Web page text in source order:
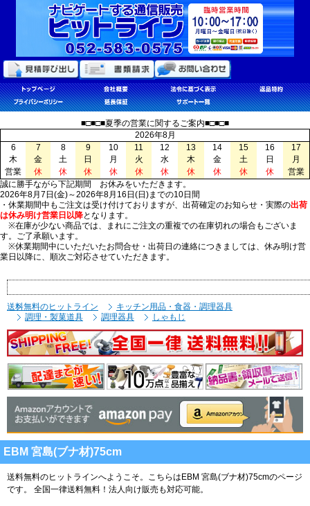
■□■□■夏季の営業に関するご案内■□■□■
2026年8月
6
7 8 9 10 11 12 13 14 15 16
17
木
金 土 日 月 火 水 木 金 土 日
月
営業
休 休 休 休 休 休 休 休 休 休
営業
誠に勝手ながら下記期間 お休みをいただきます。
2026年8月7日(金)～2026年8月16日(日)までの10日間
・休業期間中もご注文は受け付けておりますが、出荷確定のお知らせ・実際の出荷
は休み明け営業日以降となります。
※在庫が少ない商品では、まれにご注文の重複での在庫切れの場合もございま
す。ご了承願います。
※休業期間中にいただいたお問合せ・出荷日の連絡につきましては、休み明け営
業日以降に、順次ご対応させていただきます。
送料無料のヒットライン
キッチン用品・食器・調理器具
調理・製菓道具
調理器具 しゃもじ
EBM 宮島(ブナ材)75cm
送料無料のヒットラインへようこそ。こちらはEBM 宮島(ブナ材)75cmのページ
です。
全国一律送料無料！法人向け販売も対応可能。